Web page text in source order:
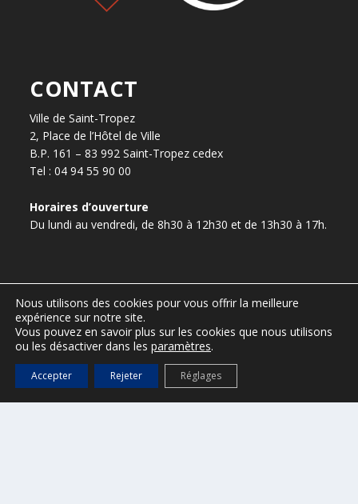
CONTACT
Ville de Saint-Tropez
2, Place de l’Hôtel de Ville
B.P. 161 – 83 992 Saint-Tropez cedex
Tel : 04 94 55 90 00
Horaires d’ouverture
Du lundi au vendredi, de 8h30 à 12h30 et de 13h30 à 17h.
presse@ville-sainttropez.fr
04 94 55 90 59 / 04 94 55 90 56
ESPACE VTC – réservé aux VTC
(Accès :DGS@ville-sainttropez.fr)
Nous utilisons des cookies pour vous offrir la meilleure
expérience sur notre site.
Vous pouvez en savoir plus sur les cookies que nous utilisons
ou les désactiver dans les paramètres.
Accepter Rejeter Réglages